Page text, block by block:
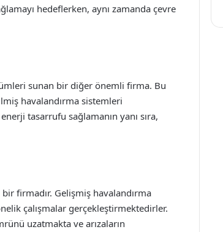
hedeflerken, aynı zamanda çevre
sunan bir diğer önemli firma. Bu
havalandırma sistemleri
tasarrufu sağlamanın yanı sıra,
firmadır. Gelişmiş havalandırma
çalışmalar gerçekleştirmektedirler.
uzatmakta ve arızaların